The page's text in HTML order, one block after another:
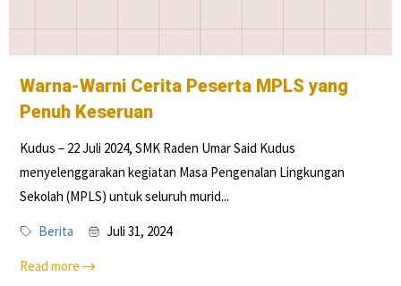
Warna-Warni Cerita Peserta MPLS yang
Penuh Keseruan
Kudus – 22 Juli 2024, SMK Raden Umar Said Kudus
menyelenggarakan kegiatan Masa Pengenalan Lingkungan
Sekolah (MPLS) untuk seluruh murid...
Berita Juli 31, 2024
Read more